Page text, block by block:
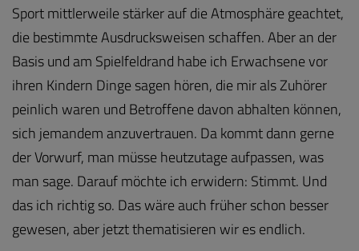
Sport mittlerweile stärker auf die Atmosphäre geachtet,
die bestimmte Ausdrucksweisen schaffen. Aber an der
Basis und am Spielfeldrand habe ich Erwachsene vor
ihren Kindern Dinge sagen hören, die mir als Zuhörer
peinlich waren und Betroffene davon abhalten können,
sich jemandem anzuvertrauen. Da kommt dann gerne
der Vorwurf, man müsse heutzutage aufpassen, was
man sage. Darauf möchte ich erwidern: Stimmt. Und
das ich richtig so. Das wäre auch früher schon besser
gewesen, aber jetzt thematisieren wir es endlich.